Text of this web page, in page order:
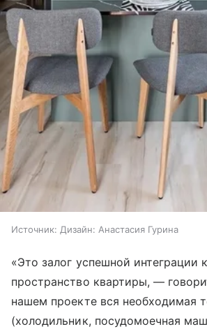
Источник: Дизайн: Анастасия Гурина
«Это залог успешной интеграции
пространство квартиры, —
нашем проекте вся необходимая
(холодильник, посудомоечная